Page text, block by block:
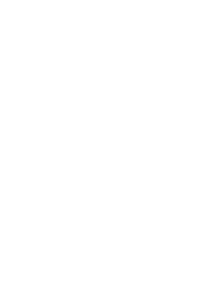
Buchserien,